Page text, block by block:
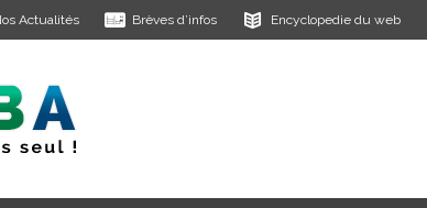
Actualités Brèves d’infos Encyclopedie du web